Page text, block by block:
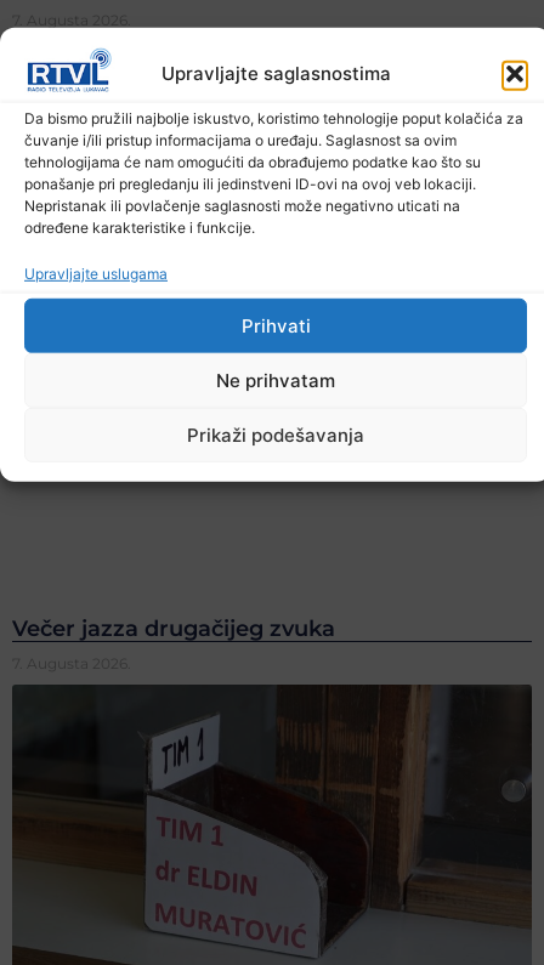
Upravljajte saglasnostima
Da bismo pružili najbolje iskustvo, koristimo tehnologije poput kolačića za
čuvanje i/ili pristup informacijama o uređaju. Saglasnost sa ovim
tehnologijama će nam omogućiti da obrađujemo podatke kao što su
ponašanje pri pregledanju ili jedinstveni ID-ovi na ovoj veb lokaciji.
Nepristanak ili povlačenje saglasnosti može negativno uticati na
određene karakteristike i funkcije.
Upravljajte uslugama
Prihvati
Ne prihvatam
Prikaži podešavanja
7. Augusta 2026.
Večer jazza drugačijeg zvuka
7. Augusta 2026.